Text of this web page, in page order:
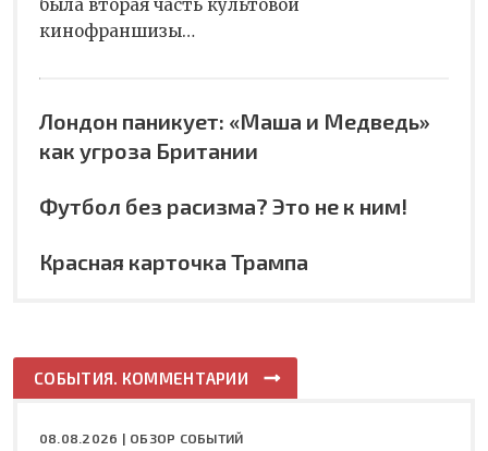
была вторая часть культовой
кинофраншизы…
Лондон паникует: «Маша и Медведь»
как угроза Британии
Футбол без расизма? Это не к ним!
Красная карточка Трампа
СОБЫТИЯ. КОММЕНТАРИИ
08.08.2026 | ОБЗОР СОБЫТИЙ